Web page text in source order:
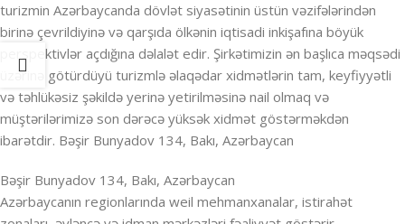
turizmin Azərbaycanda dövlət siyasətinin üstün vəzifələrindən
birinə çevrildiyinə və qarşıda ölkənin iqtisadi inkişafına böyük
perspektivlər açdığına dəlalət edir. Şirkətimizin ən başlıca məqsədi
üzərinə götürdüyü turizmlə əlaqədar xidmətlərin tam, keyfiyyətli
və təhlükəsiz şəkildə yerinə yetirilməsinə nail olmaq və
müştərilərimizə son dərəcə yüksək xidmət göstərməkdən
ibarətdir. Bəşir Bunyadov 134, Bakı, Azərbaycan
Bəşir Bunyadov 134, Bakı, Azərbaycan
Azərbaycanın regionlarında weil mehmanxanalar, istirahət